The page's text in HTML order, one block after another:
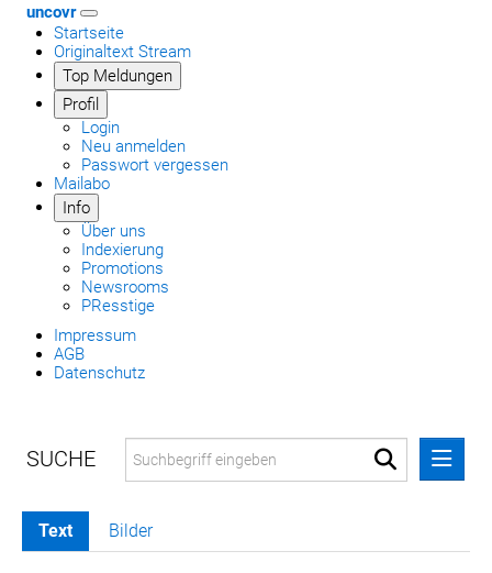
uncovr
Startseite
Originaltext Stream
Top Meldungen
Profil
Login
Neu anmelden
Passwort vergessen
Mailabo
Info
Über uns
Indexierung
Promotions
Newsrooms
PResstige
Impressum
AGB
Datenschutz
MELDUNGEN
Text Bilder